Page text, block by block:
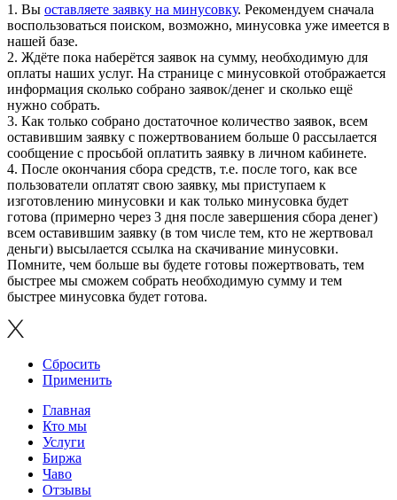
1. Вы оставляете заявку на минусовку. Рекомендуем сначала
воспользоваться поиском, возможно, минусовка уже имеется в
нашей базе.
2. Ждёте пока наберётся заявок на сумму, необходимую для
оплаты наших услуг. На странице с минусовкой отображается
информация сколько собрано заявок/денег и сколько ещё
нужно собрать.
3. Как только собрано достаточное количество заявок, всем
оставившим заявку с пожертвованием больше 0 рассылается
сообщение с просьбой оплатить заявку в личном кабинете.
4. После окончания сбора средств, т.е. после того, как все
пользователи оплатят свою заявку, мы приступаем к
изготовлению минусовки и как только минусовка будет
готова (примерно через 3 дня после завершения сбора денег)
всем оставившим заявку (в том числе тем, кто не жертвовал
деньги) высылается ссылка на скачивание минусовки.
Помните, чем больше вы будете готовы пожертвовать, тем
быстрее мы сможем собрать необходимую сумму и тем
быстрее минусовка будет готова.
Сбросить
Применить
Главная
Кто мы
Услуги
Биржа
Чаво
Отзывы